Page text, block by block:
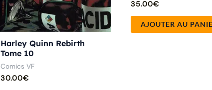
Harley Quinn Rebirth
Tome 10
Comics VF
30.00€
35.00€
AJOUTER AU